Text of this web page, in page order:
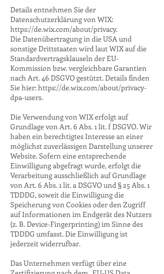
Details entnehmen Sie der
Datenschutzerklärung von WIX:
https://de.wix.com/about/privacy.
Die Datenübertragung in die USA und
sonstige Drittstaaten wird laut WIX auf die
Standardvertragsklauseln der EU-
Kommission bzw. vergleichbare Garantien
nach Art. 46 DSGVO gestützt. Details finden
Sie hier: https://de.wix.com/about/privacy-
dpa-users.
Die Verwendung von WIX erfolgt auf
Grundlage von Art. 6 Abs. 1 lit. f DSGVO. Wir
haben ein berechtigtes Interesse an einer
möglichst zuverlässigen Darstellung unserer
Website. Sofern eine entsprechende
Einwilligung abgefragt wurde, erfolgt die
Verarbeitung ausschließlich auf Grundlage
von Art. 6 Abs. 1 lit. a DSGVO und § 25 Abs. 1
TDDDG, soweit die Einwilligung die
Speicherung von Cookies oder den Zugriff
auf Informationen im Endgerät des Nutzers
(z. B. Device-Fingerprinting) im Sinne des
TDDDG umfasst. Die Einwilligung ist
jederzeit widerrufbar.
Das Unternehmen verfügt über eine